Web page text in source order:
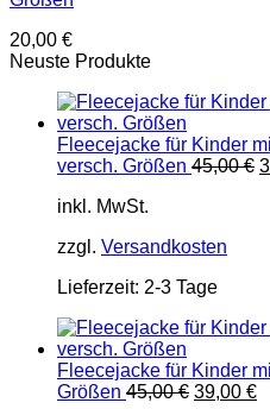
20,00 €
Neuste Produkte
Fleecejacke für Kinder
versch. Größen 45,00€
inkl. MwSt.
zzgl. Versandkosten
Lieferzeit: 2-3 Tage
Fleecejacke für Kinder
Größen 45,00€ 39,00 €